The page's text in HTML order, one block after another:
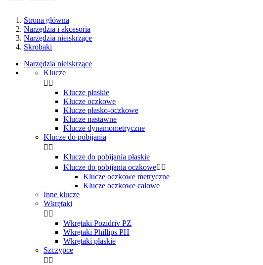
Strona główna
Narzędzia i akcesoria
Narzędzia nieiskrzące
Skrobaki
Narzędzia nieiskrzące
Klucze
 
Klucze płaskie
Klucze oczkowe
Klucze płasko-oczkowe
Klucze nastawne
Klucze dynamometryczne
Klucze do pobijania
 
Klucze do pobijania płaskie
Klucze do pobijania oczkowe 
Klucze oczkowe metryczne
Klucze oczkowe calowe
Inne klucze
Wkrętaki
 
Wkrętaki Pozidriv PZ
Wkrętaki Phillips PH
Wkrętaki płaskie
Szczypce
 